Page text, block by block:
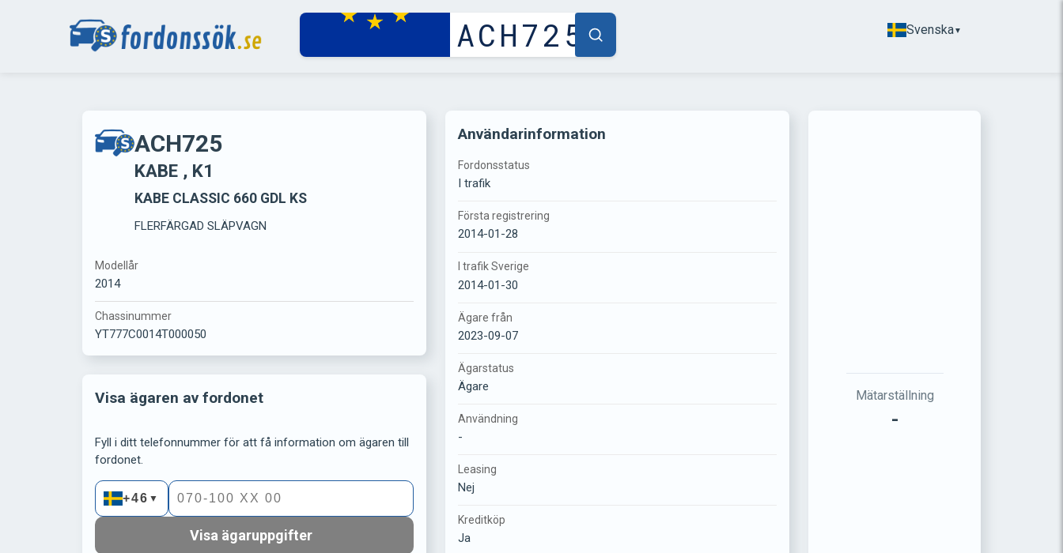
Svenska▼
ACH725
KABE , K1
KABE CLASSIC 660 GDL KS
FLERFÄRGAD SLÄPVAGN
Modellår
2014
Chassinummer
YT777C0014T000050
Visa ägaren av fordonet
Fyll i ditt telefonnummer för att få information om ägaren till
fordonet.
+46 ▼
Visa ägaruppgifter
Användarinformation
Fordonsstatus
I trafik
Första registrering
2014-01-28
I trafik Sverige
2014-01-30
Ägare från
2023-09-07
Ägarstatus
Ägare
Användning
-
Leasing
Nej
Kreditköp
Ja
Mätarställning
-